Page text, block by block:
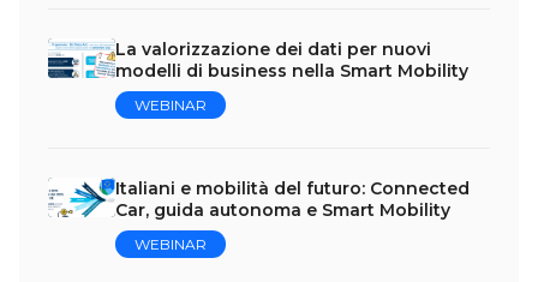
La valorizzazione dei dati per nuovi
modelli di business nella Smart Mobility
WEBINAR
Italiani e mobilità del futuro: Connected
Car, guida autonoma e Smart Mobility
WEBINAR